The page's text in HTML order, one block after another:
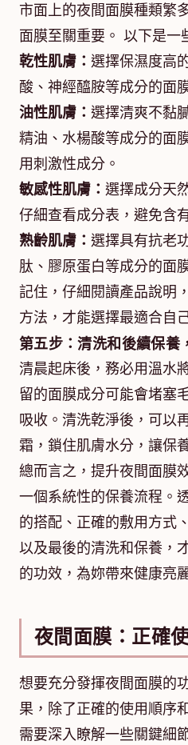
市面上的夜間面膜種類繁
面膜至關重要。 以下是一
乾性肌膚： 選擇保濕度高
酸、神經醯胺等成分的面
油性肌膚： 選擇清爽不黏
精油、水楊酸等成分的面
用刺激性成分。
敏感性肌膚： 選擇成分天
仔細查看成分表，避免含
熟齡肌膚： 選擇具有抗老
肽、膠原蛋白等成分的面
記住，仔細閱讀產品說明
方法，才能選擇最適合自
第五步：清洗和後續保養
清晨起床後，務必用溫水
留的面膜成分可能會堵塞
吸收。清洗乾淨後，可以
霜，鎖住肌膚水分，讓保
總而言之，提升夜間面膜
一個系統性的保養流程。
的搭配、正確的敷用方式
以及最後的清洗和保養，
的功效，為妳帶來健康亮
夜間面膜：正確
想要充分發揮夜間面膜的
果，除了正確的使用順序
需要深入瞭解一些關鍵細